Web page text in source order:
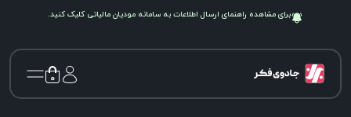
برای مشاهده راهنمای ارسال اطلاعات به سامانه مودیان مالیاتی کلیک کنید.
۰